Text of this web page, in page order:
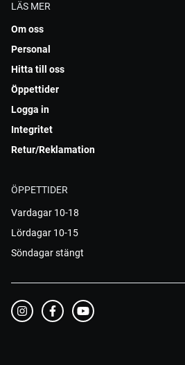
LÄS MER
Om oss
Personal
Hitta till oss
Öppettider
Logga in
Integritet
Retur/Reklamation
ÖPPETTIDER
Vardagar 10-18
Lördagar 10-15
Söndagar stängt